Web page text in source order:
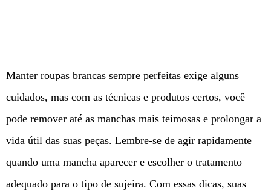
Manter roupas brancas sempre perfeitas exige alguns
cuidados, mas com as técnicas e produtos certos, você
pode remover até as manchas mais teimosas e prolongar a
vida útil das suas peças. Lembre-se de agir rapidamente
quando uma mancha aparecer e escolher o tratamento
adequado para o tipo de sujeira. Com essas dicas, suas